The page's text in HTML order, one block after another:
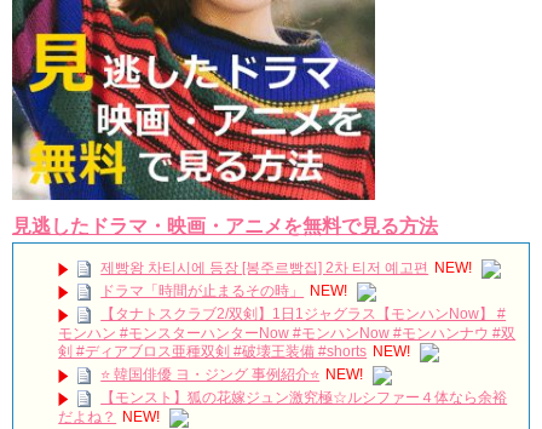
見逃したドラマ・映画・アニメを無料で見る方法
제빵왕 차티시에 등장 [봉주르빵집] 2차 티저 예고편
NEW!
ドラマ「時間が止まるその時」
NEW!
【タナトスクラブ2/双剣】1日1ジャグラス【モンハンNow】 #
モンハン #モンスターハンターNow #モンハンNow #モンハンナウ #双
剣 #ディアブロス亜種双剣 #破壊王装備 #shorts NEW!
⭐️ 韓国俳優 ヨ・ジング 事例紹介⭐️ NEW!
【モンスト】狐の花嫁ジュン激究極☆ルシファー４体なら余裕
だよね？
NEW!